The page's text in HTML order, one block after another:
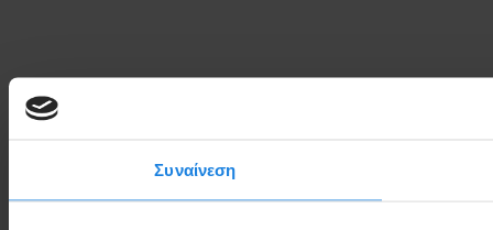
Συναίνεση